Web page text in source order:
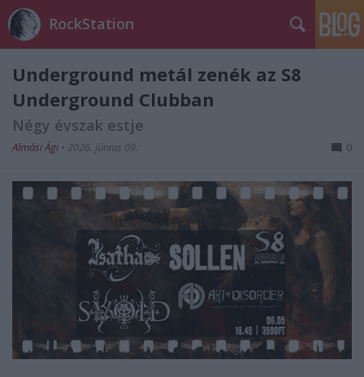
RockStation
Underground metál zenék az S8
Underground Clubban
Négy évszak estje
Almási Ági • 2026. június 09. 0